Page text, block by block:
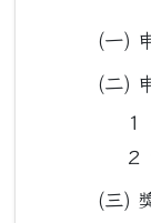
(一)
(二)
(三)